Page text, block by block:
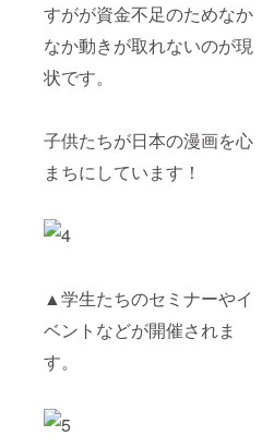
すがが資金不足のためなか
なか動きが取れないのが現
状です。
子供たちが日本の漫画を心
まちにしています！
▲学生たちのセミナーやイ
ベントなどが開催されま
す。